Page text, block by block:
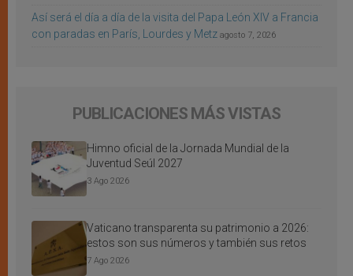
Así será el día a día de la visita del Papa León XIV a Francia
con paradas en París, Lourdes y Metz agosto 7, 2026
PUBLICACIONES MÁS VISTAS
Himno oficial de la Jornada Mundial de la
Juventud Seúl 2027
3 Ago 2026
Vaticano transparenta su patrimonio a 2026:
estos son sus números y también sus retos
7 Ago 2026